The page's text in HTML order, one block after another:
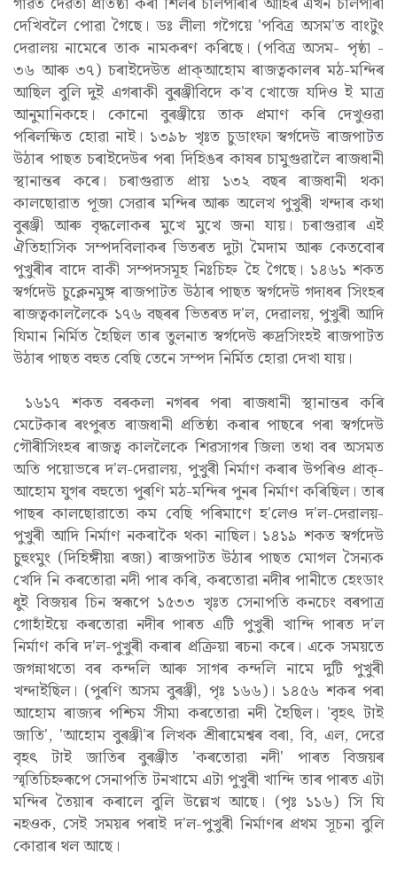
দেখিবলৈ পোৱা গৈছে। ডঃ লীলা গগৈয়ে 'পবিত্ৰ অসম'ত বাংটুং
দেৱালয় নামেৰে তাক নামকৰণ কৰিছে। (পবিত্ৰ অসম- পৃষ্ঠা -
৩৬ আৰু ৩৭) চৰাইদেউত প্ৰাক্আহোম ৰাজত্বকালৰ মঠ-মন্দিৰ
আছিল বুলি দুই এগৰাকী বুৰঞ্জীবিদে ক'ব খোজে যদিও ই মাত্ৰ
আনুমানিকহে। কোনো বুৰঞ্জীয়ে তাক প্ৰমাণ কৰি দেখুওৱা
পৰিলক্ষিত হোৱা নাই। ১৩৯৮ খৃঃত চুডাংফা স্বৰ্গদেউ ৰাজপাটত
উঠাৰ পাছত চৰাইদেউৰ পৰা দিহিঙৰ কাষৰ চামুগুৱালৈ ৰাজধানী
স্থানান্তৰ কৰে। চৰাগুৱাত প্ৰায় ১৩২ বছৰ ৰাজধানী থকা
কালছোৱাত পূজা সেৱাৰ মন্দিৰ আৰু অলেখ পুখুৰী খন্দাৰ কথা
বুৰঞ্জী আৰু বৃদ্ধলোকৰ মুখে মুখে জনা যায়। চৰাগুৱাৰ এই
ঐতিহাসিক সম্পদবিলাকৰ ভিতৰত দুটা মৈদাম আৰু কেতবোৰ
পুখুৰীৰ বাদে বাকী সম্পদসমূহ নিঃচিহ্ন হৈ গৈছে। ১৪৬১ শকত
স্বৰ্গদেউ চুক্লেনমুঙ্গ ৰাজপাটত উঠাৰ পাছত স্বৰ্গদেউ গদাধৰ সিংহৰ
ৰাজত্বকাললৈকে ১৭৬ বছৰৰ ভিতৰত দ'ল, দেৱালয়, পুখুৰী আদি
যিমান নিৰ্মিত হৈছিল তাৰ তুলনাত স্বৰ্গদেউ ৰুদ্ৰসিংহই ৰাজপাটত
উঠাৰ পাছত বহুত বেছি তেনে সম্পদ নিৰ্মিত হোৱা দেখা যায়।
১৬১৭ শকত বৰকলা নগৰৰ পৰা ৰাজধানী স্থানান্তৰ কৰি
মেটেকাৰ ৰংপুৰত ৰাজধানী প্ৰতিষ্ঠা কৰাৰ পাছৰে পৰা স্বৰ্গদেউ
গৌৰীসিংহৰ ৰাজত্ব কাললৈকে শিৱসাগৰ জিলা তথা বৰ অসমত
অতি পয়োভৰে দ'ল-দেৱালয়, পুখুৰী নিৰ্মাণ কৰাৰ উপৰিও প্ৰাক্-
আহোম যুগৰ বহুতো পুৰণি মঠ-মন্দিৰ পুনৰ নিৰ্মাণ কৰিছিল। তাৰ
পাছৰ কালছোৱাতো কম বেছি পৰিমাণে হ'লেও দ'ল-দেৱালয়-
পুখুৰী আদি নিৰ্মাণ নকৰাকৈ থকা নাছিল। ১৪১৯ শকত স্বৰ্গদেউ
চুহুংমুং (দিহিঙ্গীয়া ৰজা) ৰাজপাটত উঠাৰ পাছত মোগল সৈন্যক
খেদি নি কৰতোৱা নদী পাৰ কৰি, কৰতোৱা নদীৰ পানীতে হেংডাং
ধুই বিজয়ৰ চিন স্বৰূপে ১৫৩৩ খৃঃত সেনাপতি কনচেং বৰপাত্র
গোহাঁইয়ে কৰতোৱা নদীৰ পাৰত এটি পুখুৰী খান্দি পাৰত দ'ল
নিৰ্মাণ কৰি দ'ল-পুখুৰী কৰাৰ প্ৰক্ৰিয়া ৰচনা কৰে। একে সময়তে
জগন্নাথতো বৰ কন্দলি আৰু সাগৰ কন্দলি নামে দুটি পুখুৰী
খন্দাইছিল। (পুৰণি অসম বুৰঞ্জী, পৃঃ ১৬৬)। ১৪৫৬ শকৰ পৰা
আহোম ৰাজ্যৰ পশ্চিম সীমা কৰতোৱা নদী হৈছিল। 'বৃহৎ টাই
জাতি', 'আহোম বুৰঞ্জী'ৰ লিখক শ্ৰীৰামেশ্বৰ বৰা, বি, এল, দেৱে
বৃহৎ টাই জাতিৰ বুৰঞ্জীত 'কৰতোৱা নদী' পাৰত বিজয়ৰ
স্মৃতিচিহ্নৰূপে সেনাপতি টনখামে এটা পুখুৰী খান্দি তাৰ পাৰত এটা
মন্দিৰ তৈয়াৰ কৰালে বুলি উল্লেখ আছে। (পৃঃ ১১৬) সি যি
নহওক, সেই সময়ৰ পৰাই দ'ল-পুখুৰী নিৰ্মাণৰ প্ৰথম সূচনা বুলি
কোৱাৰ থল আছে।